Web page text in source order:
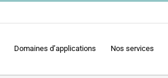
Domaines d’applications Nos services